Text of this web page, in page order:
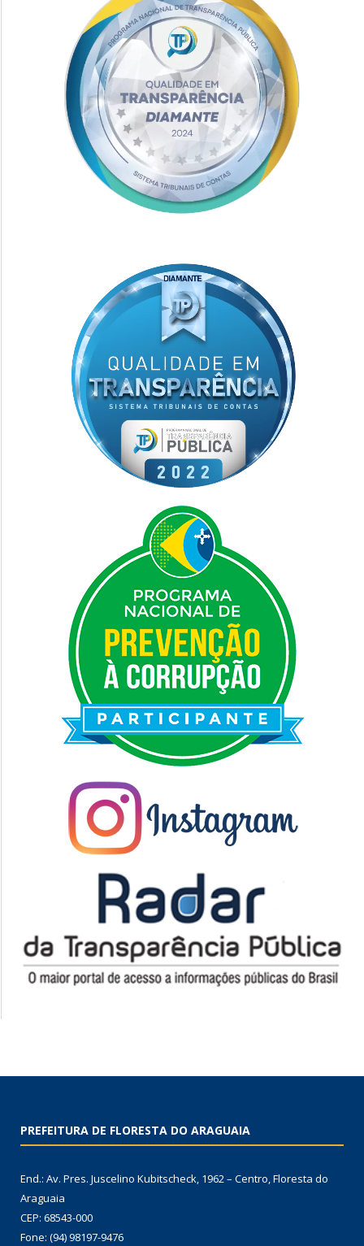
PREFEITURA DE FLORESTA DO ARAGUAIA
End.: Av. Pres. Juscelino Kubitscheck, 1962 – Centro, Floresta do
Araguaia
CEP: 68543-000
Fone: (94) 98197-9476